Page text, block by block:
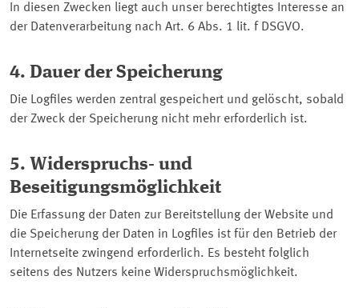
In diesen Zwecken liegt auch unser berechtigtes Interesse an
der Datenverarbeitung nach Art. 6 Abs. 1 lit. f DSGVO.
4. Dauer der Speicherung
Die Logfiles werden zentral gespeichert und gelöscht, sobald
der Zweck der Speicherung nicht mehr erforderlich ist.
5. Widerspruchs- und
Beseitigungsmöglichkeit
Die Erfassung der Daten zur Bereitstellung der Website und
die Speicherung der Daten in Logfiles ist für den Betrieb der
Internetseite zwingend erforderlich. Es besteht folglich
seitens des Nutzers keine Widerspruchsmöglichkeit.